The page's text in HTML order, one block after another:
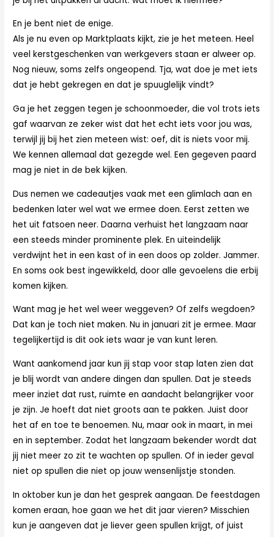
En je bent niet de enige.
Als je nu even op Marktplaats kijkt, zie je het meteen. Heel
veel kerstgeschenken van werkgevers staan er alweer op.
Nog nieuw, soms zelfs ongeopend. Tja, wat doe je met iets
dat je hebt gekregen en dat je spuuglelijk vindt?
Ga je het zeggen tegen je schoonmoeder, die vol trots iets
gaf waarvan ze zeker wist dat het echt iets voor jou was,
terwijl jij bij het zien meteen wist: oef, dit is niets voor mij.
We kennen allemaal dat gezegde wel. Een gegeven paard
mag je niet in de bek kijken.
Dus nemen we cadeautjes vaak met een glimlach aan en
bedenken later wel wat we ermee doen. Eerst zetten we
het uit fatsoen neer. Daarna verhuist het langzaam naar
een steeds minder prominente plek. En uiteindelijk
verdwijnt het in een kast of in een doos op zolder. Jammer.
En soms ook best ingewikkeld, door alle gevoelens die erbij
komen kijken.
Want mag je het wel weer weggeven? Of zelfs wegdoen?
Dat kan je toch niet maken. Nu in januari zit je ermee. Maar
tegelijkertijd is dit ook iets waar je van kunt leren.
Want aankomend jaar kun jij stap voor stap laten zien dat
je blij wordt van andere dingen dan spullen. Dat je steeds
meer inziet dat rust, ruimte en aandacht belangrijker voor
je zijn. Je hoeft dat niet groots aan te pakken. Juist door
het af en toe te benoemen. Nu, maar ook in maart, in mei
en in september. Zodat het langzaam bekender wordt dat
jij niet meer zo zit te wachten op spullen. Of in ieder geval
niet op spullen die niet op jouw wensenlijstje stonden.
In oktober kun je dan het gesprek aangaan. De feestdagen
komen eraan, hoe gaan we het dit jaar vieren? Misschien
kun je aangeven dat je liever geen spullen krijgt, of juist